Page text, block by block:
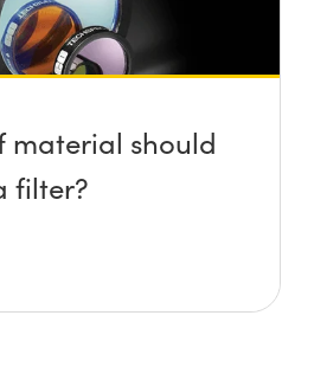
material should
filter?